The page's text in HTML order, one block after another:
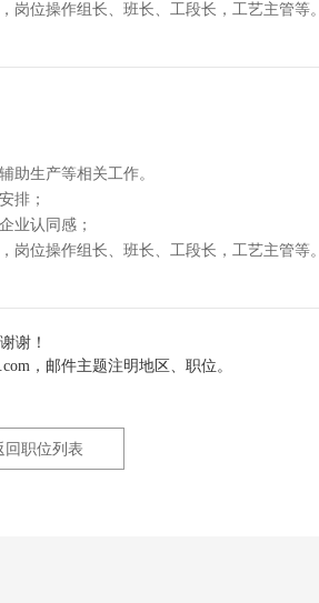
岗位操作组长、班长、工段长，工艺主管等。
助生产等相关工作。
排；
业认同感；
岗位操作组长、班长、工段长，工艺主管等。
谢！
，邮件主题注明地区、职位。
回职位列表